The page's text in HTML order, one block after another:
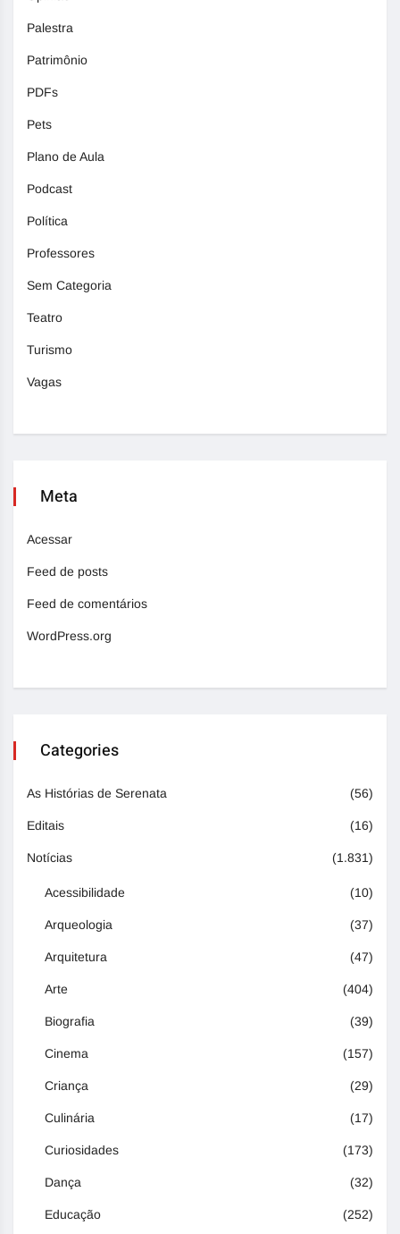
Palestra
Patrimônio
PDFs
Pets
Plano de Aula
Podcast
Política
Professores
Sem Categoria
Teatro
Turismo
Vagas
Meta
Acessar
Feed de posts
Feed de comentários
WordPress.org
Categories
As Histórias de Serenata (56)
Editais (16)
Notícias (1.831)
Acessibilidade (10)
Arqueologia (37)
Arquitetura (47)
Arte (404)
Biografia (39)
Cinema (157)
Criança (29)
Culinária (17)
Curiosidades (173)
Dança (32)
Educação (252)